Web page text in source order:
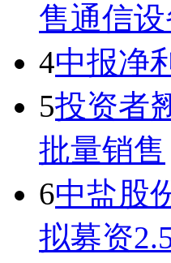
售通信
4中报净
5投资者
批量销售
6中盐股
拟募资